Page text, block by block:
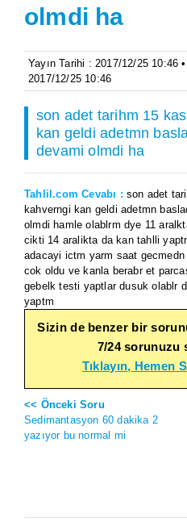
olmdi ha
Yayın Tarihi : 2017/12/25 10:46
2017/12/25 10:46
son adet tarihm 15
kan geldi adetmn
devami olmdi ha
Tahlil.com Cevabı : son adet
kahverngi kan geldi adetmn
olmdi hamle olablrm dye 11
cikti 14 aralikta da kan tahlli
adacayi ictm yarm saat
cok oldu ve kanla berabr et
gebelk testi yaptlar dusuk olablr
yaptm
Sizin de benzer bir
7/24 sorunuzu
Tıklayın, Hemen
<< Önceki Soru
Sedimantasyon 60 dakika 2
yazıyor bu normal mi